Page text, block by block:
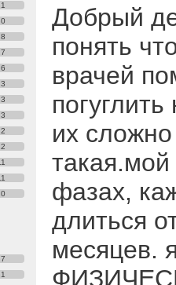
Добрый
понять
врачей
их
такая.мой
фазах,
длиться
месяцев.